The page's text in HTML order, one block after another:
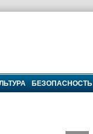
БЕЗОПАСНОСТЬ